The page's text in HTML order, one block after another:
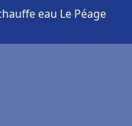
eau Le Péage